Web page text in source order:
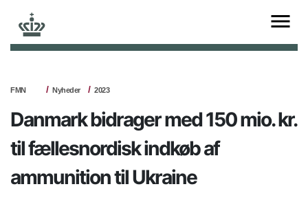
FMN Nyheder 2023
Danmark bidrager med 150 mio. kr.
til fællesnordisk indkøb af
ammunition til Ukraine